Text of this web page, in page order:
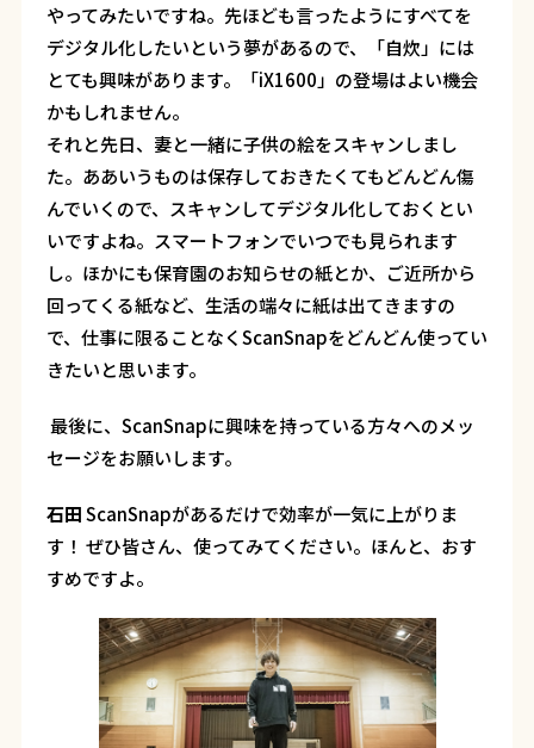
やってみたいですね。先ほども言ったようにすべてを
デジタル化したいという夢があるので、「自炊」には
とても興味があります。「iX1600」の登場はよい機会
かもしれません。
それと先日、妻と一緒に子供の絵をスキャンしまし
た。ああいうものは保存しておきたくてもどんどん傷
んでいくので、スキャンしてデジタル化しておくとい
いですよね。スマートフォンでいつでも見られます
し。ほかにも保育園のお知らせの紙とか、ご近所から
回ってくる紙など、生活の端々に紙は出てきますの
で、仕事に限ることなくScanSnapをどんどん使ってい
きたいと思います。
―― 最後に、ScanSnapに興味を持っている方々へのメッ
セージをお願いします。
石田ScanSnapがあるだけで効率が一気に上がりま
す！ ぜひ皆さん、使ってみてください。ほんと、おす
すめですよ。